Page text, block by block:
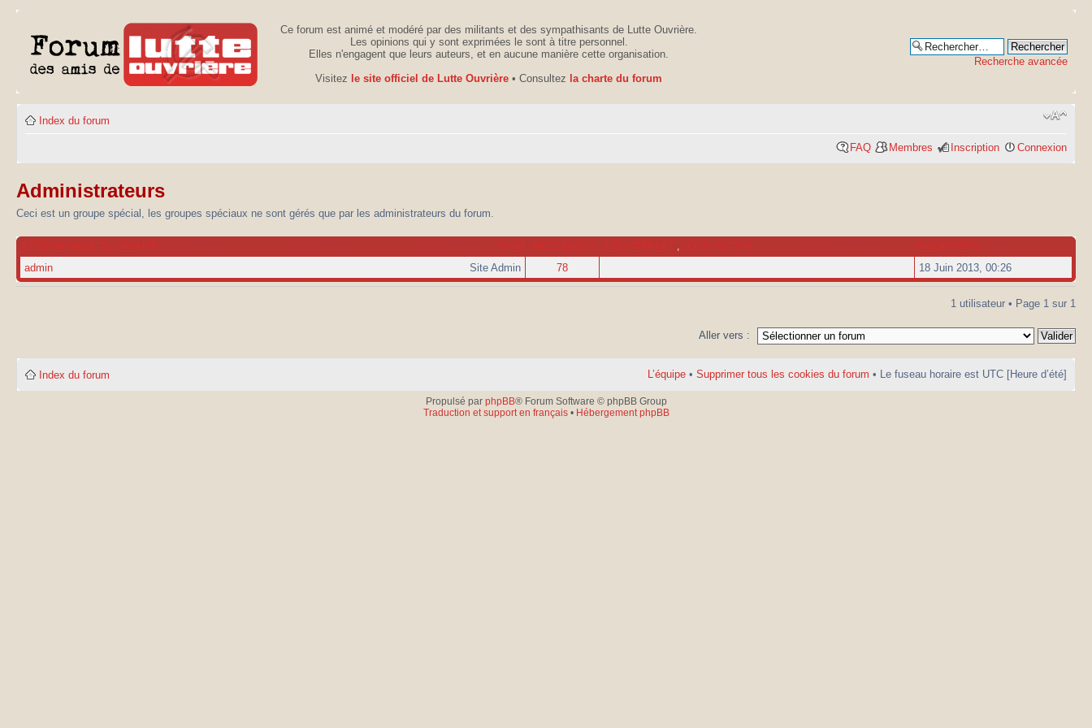
Ce forum est animé et modéré par des militants et des sympathisants de Lutte Ouvrière.
Les opinions qui y sont exprimées le sont à titre personnel.
Elles n'engagent que leurs auteurs, et en aucune manière cette organisation.
Visitez le site officiel de Lutte Ouvrière • Consultez la charte du forum
Recherche avancée
Index du forum
FAQ Membres Inscription Connexion
Administrateurs
Ceci est un groupe spécial, les groupes spéciaux ne sont gérés que par les administrateurs du forum.
RANG
RESPONSABLE DU GROUPE MESSAGE(S) SITE INTERNET LOCALISATION INSCRIPTION
Site Admin
admin 78 18 Juin 2013, 00:26
1 utilisateur • Page 1 sur 1
Aller vers :
Index du forum L’équipe • Supprimer tous les cookies du forum • Le fuseau horaire est UTC [Heure d’été]
Propulsé par phpBB® Forum Software © phpBB Group
Traduction et support en français• Hébergement phpBB